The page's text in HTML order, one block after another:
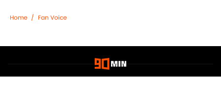
Home / Fan Voice